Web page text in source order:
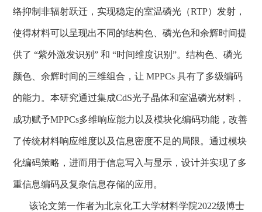
络抑制非辐射跃迁，实现稳定的室温磷光（RTP）发射，
使得材料可以呈现出不同的结构色、磷光色和余辉时间提
供了 “紫外激发识别” 和 “时间维度识别”。结构色、磷光
颜色、余辉时间的三维组合，让MPPCs具有了多级编码
的能力。本研究通过集成CdS光子晶体和室温磷光材料，
成功赋予MPPCs多维响应能力以及模块化编码功能，改善
了传统材料响应维度以及信息密度不足的局限。通过模块
化编码策略，进而用于信息写入与显示，设计并实现了多
重信息编码及复杂信息存储的应用。
该论文第一作者为北京化工大学材料学院2022级博士